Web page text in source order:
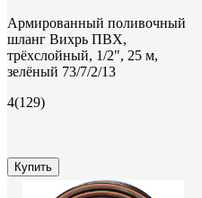
Армированный поливочный
шланг Вихрь ПВХ,
трёхслойный, 1/2", 25 м,
зелёный 73/7/2/13
4(129)
Купить